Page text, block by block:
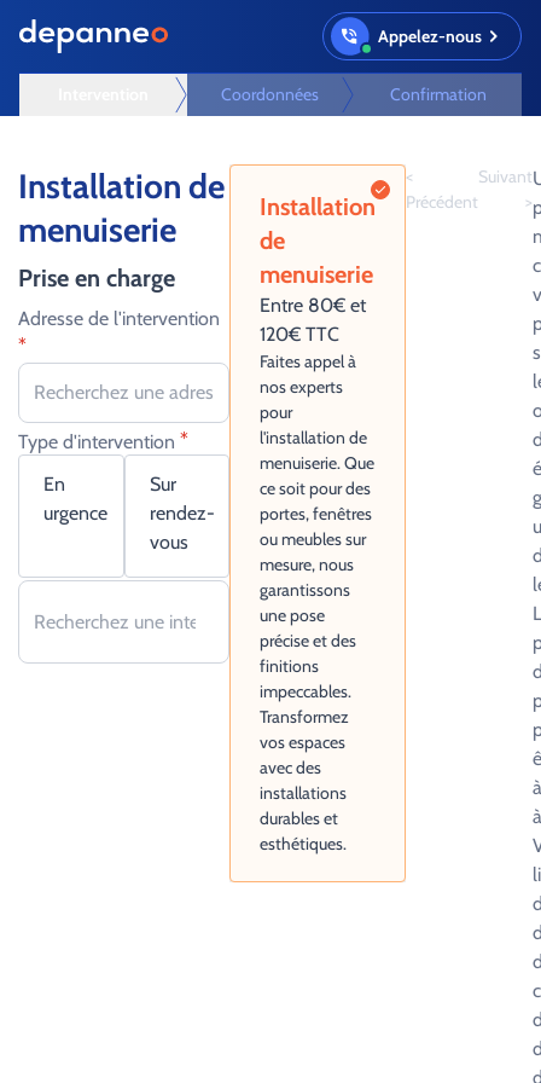
Coordonnées Confirmation
Appelez-nous
Installation de
menuiserie
Prise en charge
Adresse de l'intervention
*
Type d'intervention *
En
urgence
Sur
rendez-
vous
Installation
de
menuiserie
Entre 80€ et
120€ TTC
Faites appel à
nos experts
pour
l'installation de
menuiserie. Que
ce soit pour des
portes, fenêtres
ou meubles sur
mesure, nous
garantissons
une pose
précise et des
finitions
impeccables.
Transformez
vos espaces
avec des
installations
durables et
esthétiques.
<
Précédent
Suivant
>